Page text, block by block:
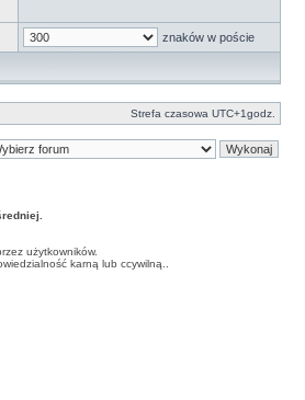
znaków w poście
Strefa czasowa UTC+1godz.
użytkowników.
karną lub ccywilną..